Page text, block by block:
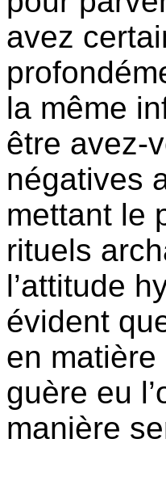
avez
la même
être avez-
négatives
mettant le
rituels
l’attitude
évident
en matière
guère eu
manière